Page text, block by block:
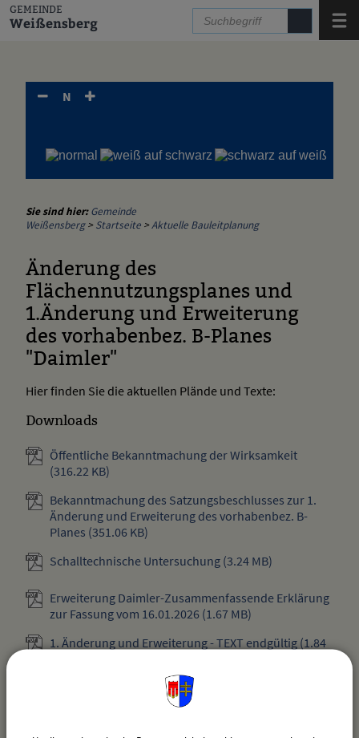
Zum Inhalt, zur Startseitespringen.
GEMEINDE
Weißensberg
N
Sie sind hier: Gemeinde
Weißensberg>Startseite >Aktuelle Bauleitplanung
Änderung des
Flächennutzungsplanes und
1.Änderung und Erweiterung
des vorhabenbez. B-Planes
"Daimler"
Hier finden Sie die aktuellen Plände und Texte:
Downloads
Öffentliche Bekanntmachung der Wirksamkeit
(316.22 KB)
Bekanntmachung des Satzungsbeschlusses zur 1.
Änderung und Erweiterung des vorhabenbez. B-
Planes (351.06 KB)
Schalltechnische Untersuchung (3.24 MB)
Erweiterung Daimler-Zusammenfassende Erklärung
zur Fassung vom 16.01.2026 (1.67 MB)
1. Änderung und Erweiterung - TEXT endgültig (1.84
1. Änderung und Erweiterung - PLAN endgültig